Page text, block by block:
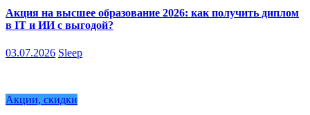
Акция на высшее образование 2026: как получить диплом
в IT и ИИ с выгодой?
03.07.2026 Sleep
Акции, скидки